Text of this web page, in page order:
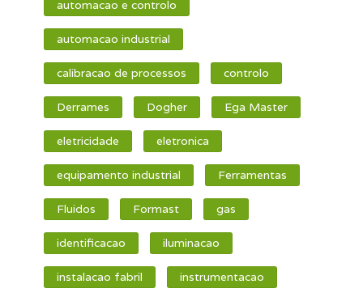
automacao e controlo
automacao industrial
calibracao de processos controlo
Derrames Dogher Ega Master
eletricidade eletronica
equipamento industrial Ferramentas
Fluidos Formast gas
identificacao iluminacao
instalacao fabril instrumentacao